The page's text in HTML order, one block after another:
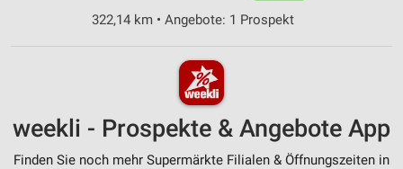
322,14 km • Angebote: 1 Prospekt
weekli - Prospekte & Angebote App
Finden Sie noch mehr Supermärkte Filialen & Öffnungszeiten in